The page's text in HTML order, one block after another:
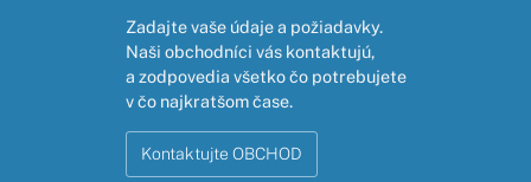
Zadajte vaše údaje a požiadavky.
Naši obchodníci vás kontaktujú,
a zodpovedia všetko čo potrebujete
v čo najkratšom čase.
Kontaktujte OBCHOD